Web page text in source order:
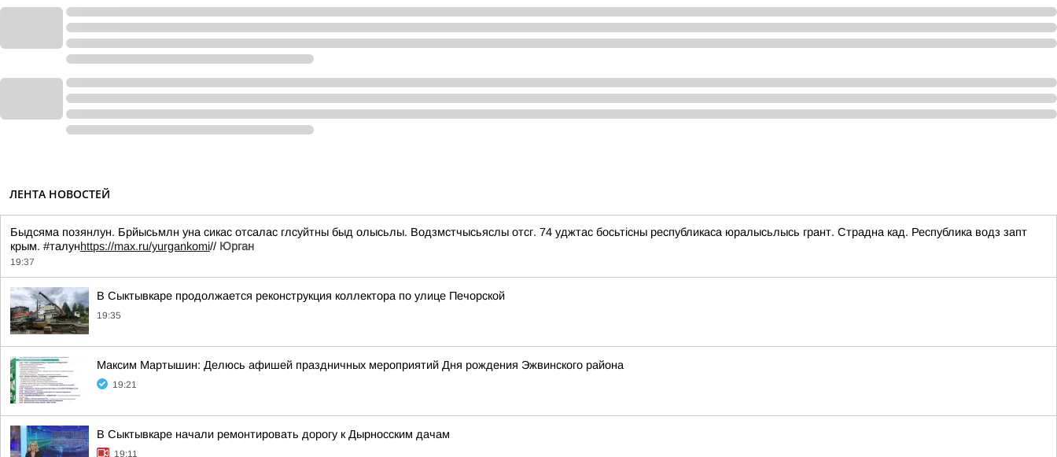
ЛЕНТА НОВОСТЕЙ
Быдсяма позянлун. Брйысьмлн уна сикас отсалас глсуйтны быд олысьлы. Водзмстчысьяслы отсг. 74 уджтас босьтiсны республикаса юралысьлысь грант. Страдна кад. Республика водз запт
крым. #талунhttps://max.ru/yurgankomi// Юрган
19:37
В Сыктывкаре продолжается реконструкция коллектора по улице Печорской
19:35
Максим Мартышин: Делюсь афишей праздничных мероприятий Дня рождения Эжвинского района
19:21
В Сыктывкаре начали ремонтировать дорогу к Дырносским дачам
19:11